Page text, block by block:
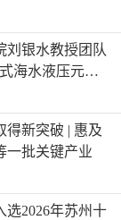
刘银水教授团队
海水液压元件
家技术发明奖
得新突破 | 惠及
一批关键产业
选2026年苏州十